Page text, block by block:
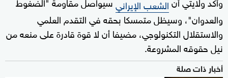
الشعب الإيراني
والعدوان"، وسيظل متمسكا بحقه في التقدم العلمي
والاستقلال التكنولوجي، مضيفا أن لا قوة قادرة على منعه من
نيل حقوقه المشروعة.
أخبار ذات صلة